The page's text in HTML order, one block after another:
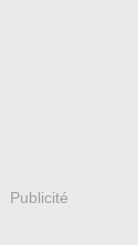
Publicité